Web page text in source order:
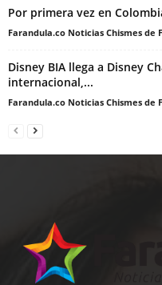
Por primera vez en
Farandula.co Noticias Chismes de
Disney BIA llega a Disney
internacional,...
Farandula.co Noticias Chismes de